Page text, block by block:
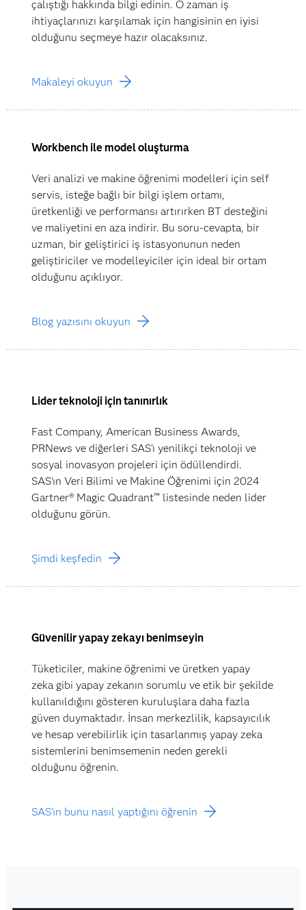
çalıştığı hakkında bilgi edinin. O zaman iş
ihtiyaçlarınızı karşılamak için hangisinin en iyisi
olduğunu seçmeye hazır olacaksınız.
Makaleyi okuyun
Workbench ile model oluşturma
Veri analizi ve makine öğrenimi modelleri için self
servis, isteğe bağlı bir bilgi işlem ortamı,
üretkenliği ve performansı artırırken BT desteğini
ve maliyetini en aza indirir. Bu soru-cevapta, bir
uzman, bir geliştirici iş istasyonunun neden
geliştiriciler ve modelleyiciler için ideal bir ortam
olduğunu açıklıyor.
Blog yazısını okuyun
Lider teknoloji için tanınırlık
Fast Company, American Business Awards,
PRNews ve diğerleri SAS'ı yenilikçi teknoloji ve
sosyal inovasyon projeleri için ödüllendirdi.
SAS'ın Veri Bilimi ve Makine Öğrenimi için 2024
Gartner® Magic Quadrant™ listesinde neden lider
olduğunu görün.
Şimdi keşfedin
Güvenilir yapay zekayı benimseyin
Tüketiciler, makine öğrenimi ve üretken yapay
zeka gibi yapay zekanın sorumlu ve etik bir şekilde
kullanıldığını gösteren kuruluşlara daha fazla
güven duymaktadır. İnsan merkezlilik, kapsayıcılık
ve hesap verebilirlik için tasarlanmış yapay zeka
sistemlerini benimsemenin neden gerekli
olduğunu öğrenin.
SAS'ın bunu nasıl yaptığını öğrenin